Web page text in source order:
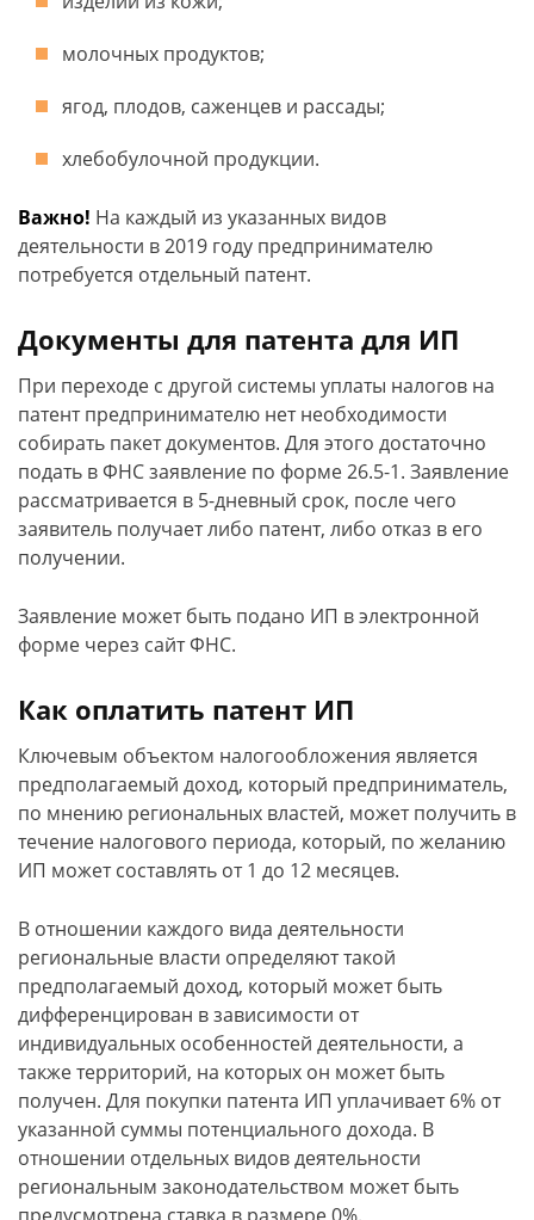
молочных продуктов;
ягод, плодов, саженцев и рассады;
хлебобулочной продукции.
Важно! На каждый из указанных видов
деятельности в 2019 году предпринимателю
потребуется отдельный патент.
Документы для патента для ИП
При переходе с другой системы уплаты налогов на
патент предпринимателю нет необходимости
собирать пакет документов. Для этого достаточно
подать в ФНС заявление по форме 26.5-1. Заявление
рассматривается в 5-дневный срок, после чего
заявитель получает либо патент, либо отказ в его
получении.
Заявление может быть подано ИП в электронной
форме через сайт ФНС.
Как оплатить патент ИП
Ключевым объектом налогообложения является
предполагаемый доход, который предприниматель,
по мнению региональных властей, может получить в
течение налогового периода, который, по желанию
ИП может составлять от 1 до 12 месяцев.
В отношении каждого вида деятельности
региональные власти определяют такой
предполагаемый доход, который может быть
дифференцирован в зависимости от
индивидуальных особенностей деятельности, а
также территорий, на которых он может быть
получен. Для покупки патента ИП уплачивает 6% от
указанной суммы потенциального дохода. В
отношении отдельных видов деятельности
региональным законодательством может быть